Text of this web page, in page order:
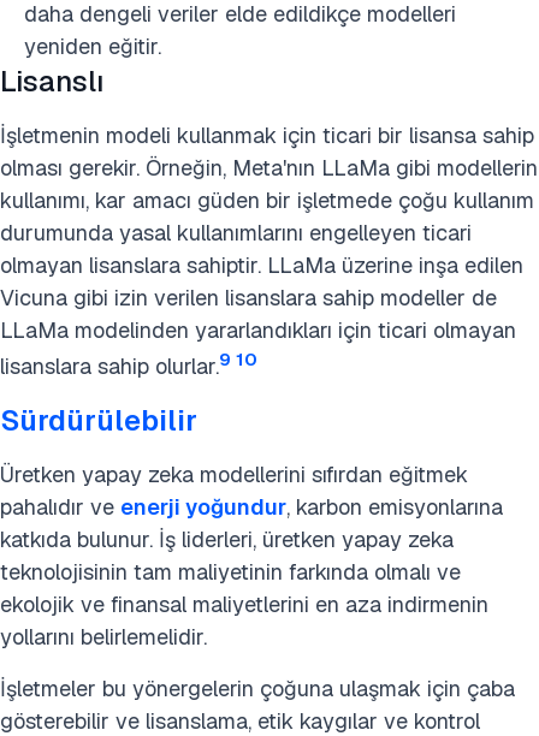
daha dengeli veriler elde edildikçe modelleri
yeniden eğitir.
Lisanslı
İşletmenin modeli kullanmak için ticari bir lisansa sahip
olması gerekir. Örneğin, Meta'nın LLaMa gibi modellerin
kullanımı, kar amacı güden bir işletmede çoğu kullanım
durumunda yasal kullanımlarını engelleyen ticari
olmayan lisanslara sahiptir. LLaMa üzerine inşa edilen
Vicuna gibi izin verilen lisanslara sahip modeller de
LLaMa modelinden yararlandıkları için ticari olmayan
lisanslara sahip olurlar.9 10
Sürdürülebilir
Üretken yapay zeka modellerini sıfırdan eğitmek
pahalıdır ve enerji yoğundur, karbon emisyonlarına
katkıda bulunur. İş liderleri, üretken yapay zeka
teknolojisinin tam maliyetinin farkında olmalı ve
ekolojik ve finansal maliyetlerini en aza indirmenin
yollarını belirlemelidir.
İşletmeler bu yönergelerin çoğuna ulaşmak için çaba
gösterebilir ve lisanslama, etik kaygılar ve kontrol